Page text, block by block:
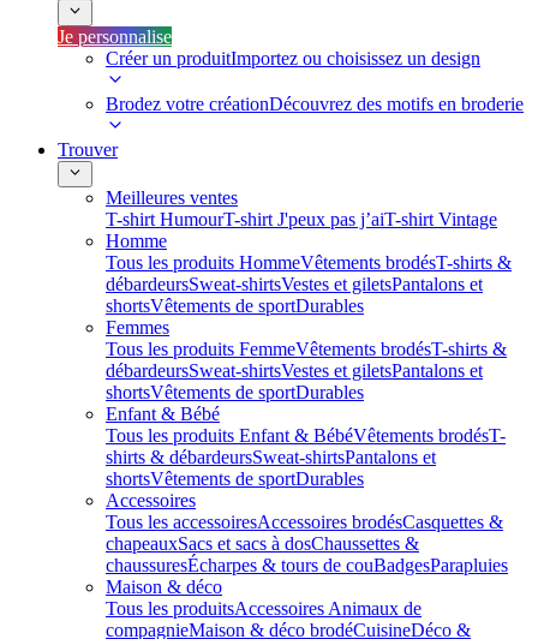
Je personnalise
Créer un produitImportez ou choisissez un design
Brodez votre créationDécouvrez des motifs en broderie
Trouver
Meilleures ventes
T-shirt HumourT-shirt J'peux pas j’aiT-shirt Vintage
Homme
Tous les produits HommeVêtements brodésT-shirts &
débardeursSweat-shirtsVestes et giletsPantalons et
shortsVêtements de sportDurables
Femmes
Tous les produits FemmeVêtements brodésT-shirts &
débardeursSweat-shirtsVestes et giletsPantalons et
shortsVêtements de sportDurables
Enfant & Bébé
Tous les produits Enfant & BébéVêtements brodésT-
shirts & débardeursSweat-shirtsPantalons et
shortsVêtements de sportDurables
Accessoires
Tous les accessoiresAccessoires brodésCasquettes &
chapeauxSacs et sacs à dosChaussettes &
chaussuresÉcharpes & tours de couBadgesParapluies
Maison & déco
Tous les produitsAccessoires Animaux de
compagnieMaison & déco brodéCuisineDéco &